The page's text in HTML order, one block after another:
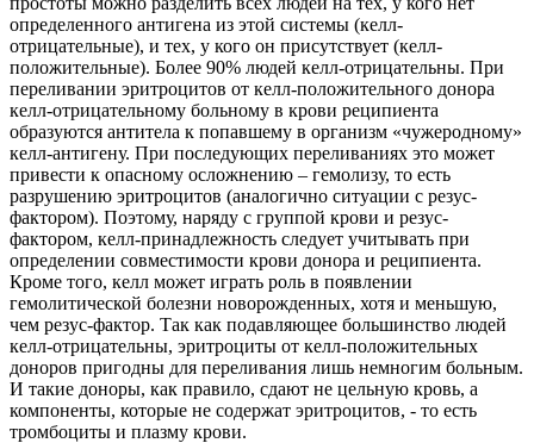
определенного антигена из этой системы (келл-
отрицательные), и тех, у кого он присутствует (келл-
положительные). Более 90% людей келл-отрицательны. При
переливании эритроцитов от келл-положительного донора
келл-отрицательному больному в крови реципиента
образуются антитела к попавшему в организм «чужеродному»
келл-антигену. При последующих переливаниях это может
привести к опасному осложнению – гемолизу, то есть
разрушению эритроцитов (аналогично ситуации с резус-
фактором). Поэтому, наряду с группой крови и резус-
фактором, келл-принадлежность следует учитывать при
определении совместимости крови донора и реципиента.
Кроме того, келл может играть роль в появлении
гемолитической болезни новорожденных, хотя и меньшую,
чем резус-фактор. Так как подавляющее большинство людей
келл-отрицательны, эритроциты от келл-положительных
доноров пригодны для переливания лишь немногим больным.
И такие доноры, как правило, сдают не цельную кровь, а
компоненты, которые не содержат эритроцитов, - то есть
тромбоциты и плазму крови.